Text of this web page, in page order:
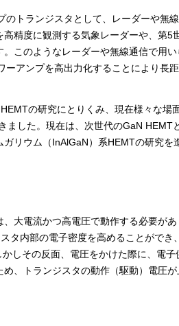
トランジスタとして、レーダーや無
精度に観測する気象レーダーや、第5
このようなレーダーや無線通信で用
アンプを高出力化することにより長
の研究にとりくみ、現在様々な場
ました。現在は、次世代のGaN
リウム（InAlGaN）系HEMTの研究
、大電流かつ高電圧で動作する必要が
タ内部の電子密度を高めることがで
しその反面、電圧をかけた際に、電
、トランジスタの動作（駆動）電圧